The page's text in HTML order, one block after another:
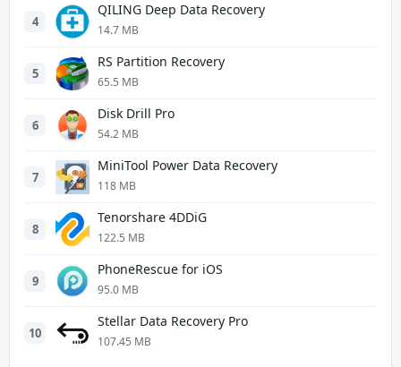
4
QILING Deep Data Recovery
14.7 MB
5
RS Partition Recovery
65.5 MB
6
Disk Drill Pro
54.2 MB
7
MiniTool Power Data Recovery
118 MB
8
Tenorshare 4DDiG
122.5 MB
9
PhoneRescue for iOS
95.0 MB
10
Stellar Data Recovery Pro
107.45 MB